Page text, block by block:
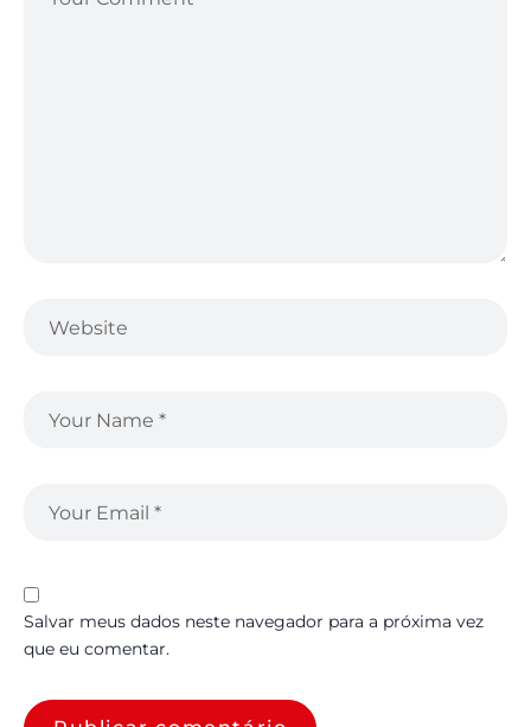
Salvar meus dados neste navegador para a próxima vez
que eu comentar.